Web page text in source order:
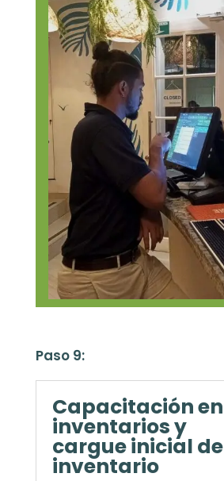
Paso 9:
Capacitación en
inventarios y
cargue inicial de
inventario